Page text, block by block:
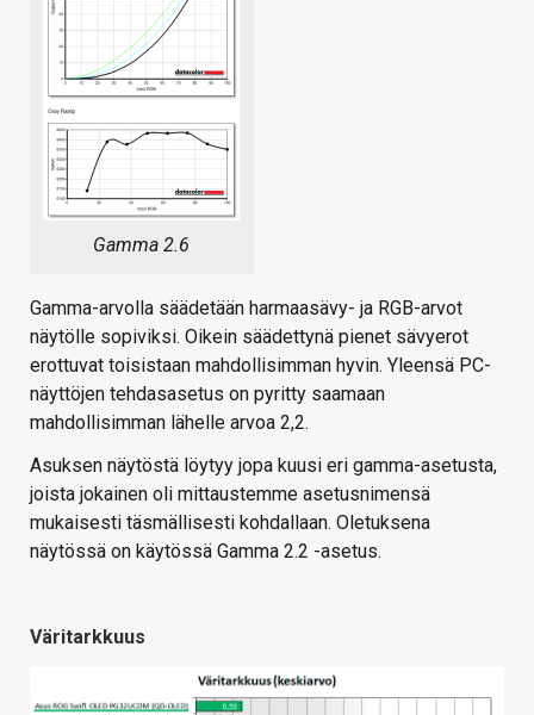
Gamma 2.6
Gamma-arvolla säädetään harmaasävy- ja RGB-arvot
näytölle sopiviksi. Oikein säädettynä pienet sävyerot
erottuvat toisistaan mahdollisimman hyvin. Yleensä PC-
näyttöjen tehdasasetus on pyritty saamaan
mahdollisimman lähelle arvoa 2,2.
Asuksen näytöstä löytyy jopa kuusi eri gamma-asetusta,
joista jokainen oli mittaustemme asetusnimensä
mukaisesti täsmällisesti kohdallaan. Oletuksena
näytössä on käytössä Gamma 2.2 -asetus.
Väritarkkuus